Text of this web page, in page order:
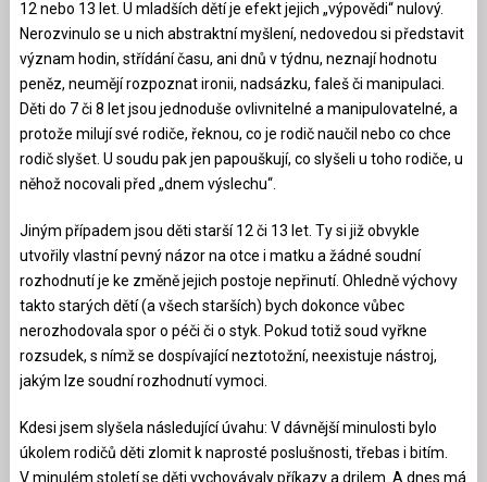
12 nebo 13 let. U mladších dětí je efekt jejich „výpovědi“ nulový.
Nerozvinulo se u nich abstraktní myšlení, nedovedou si představit
význam hodin, střídání času, ani dnů v týdnu, neznají hodnotu
peněz, neumějí rozpoznat ironii, nadsázku, faleš či manipulaci.
Děti do 7 či 8 let jsou jednoduše ovlivnitelné a manipulovatelné, a
protože milují své rodiče, řeknou, co je rodič naučil nebo co chce
rodič slyšet. U soudu pak jen papouškují, co slyšeli u toho rodiče, u
něhož nocovali před „dnem výslechu“.
Jiným případem jsou děti starší 12 či 13 let. Ty si již obvykle
utvořily vlastní pevný názor na otce i matku a žádné soudní
rozhodnutí je ke změně jejich postoje nepřinutí. Ohledně výchovy
takto starých dětí (a všech starších) bych dokonce vůbec
nerozhodovala spor o péči či o styk. Pokud totiž soud vyřkne
rozsudek, s nímž se dospívající neztotožní, neexistuje nástroj,
jakým lze soudní rozhodnutí vymoci.
Kdesi jsem slyšela následující úvahu: V dávnější minulosti bylo
úkolem rodičů děti zlomit k naprosté poslušnosti, třebas i bitím.
V minulém století se děti vychovávaly příkazy a drilem. A dnes má